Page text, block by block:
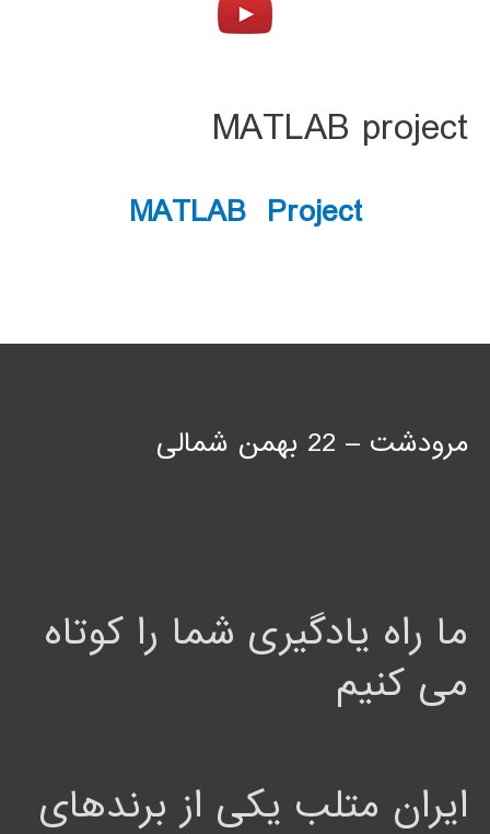
MATLAB project
MATLAB Project
مرودشت – 22 بهمن شمالی
ما راه یادگیری شما را کوتاه
می کنیم
ایران متلب یکی از برندهای